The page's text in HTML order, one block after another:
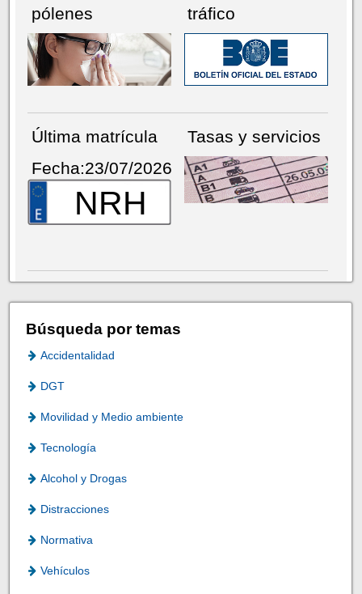
pólenes
tráfico
Última matrícula
Fecha:23/07/2026
NRH
Tasas y servicios
Búsqueda por temas
Accidentalidad
DGT
Movilidad y Medio ambiente
Tecnología
Alcohol y Drogas
Distracciones
Normativa
Vehículos